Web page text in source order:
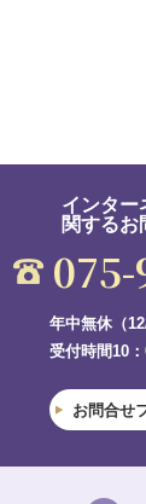
インター
関するお
年中無休（
受付時間10
お問合せ